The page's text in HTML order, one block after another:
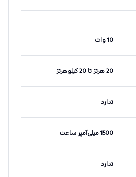
10 وات
20 هرتز تا 20 کیلوهرتز
ندارد
1500 میلی‌آمپر ساعت
ندارد